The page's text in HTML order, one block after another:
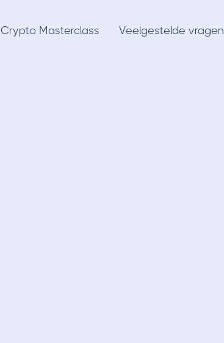
Crypto Masterclass Veelgestelde vragen